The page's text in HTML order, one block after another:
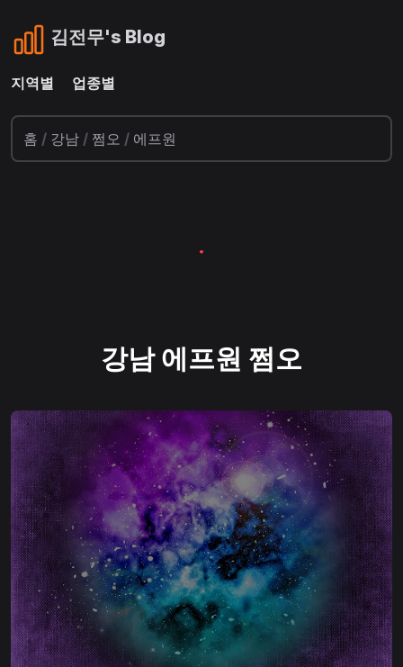
김전무's Blog
지역별 업종별
홈 / 강남 / 쩜오 / 에프원
강남 에프원 쩜오